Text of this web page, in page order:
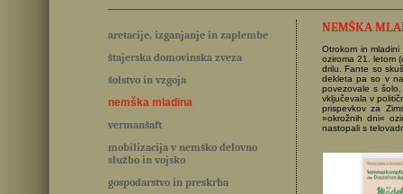
aretacije, izganjanje in zaplembe
štajerska domovinska zveza
šolstvo in vzgoja
nemška mladina
vermanšaft
mobilizacija v nemško delovno
službo in vojsko
gospodarstvo in preskrba
NEMŠKA
Otrokom in
oziroma 21. letom
drilu. Fante so
dekleta pa so v
povezovale s
vključevala v
prispevkov za
»okrožnih dni«
nastopali s